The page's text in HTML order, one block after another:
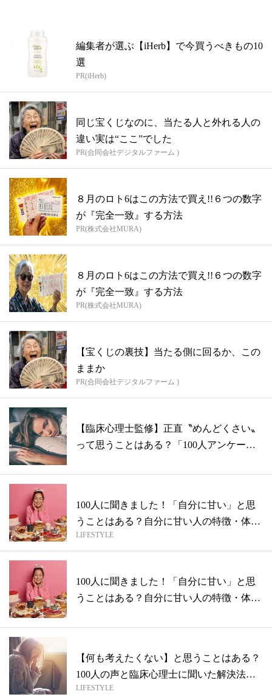
編集者が選ぶ【iHerb】で今買うべきもの10
選
PR(iHerb)
同じ宝くじなのに、当たる人と外れる人の
違い実は“ここ”でした
PR(合同会社デジタルファーム )
８月のロト6はこの方法で買え!!６つの数字
が『完全一致』する方法
PR(株式会社MURA)
８月のロト6はこの方法で買え!!６つの数字
が『完全一致』する方法
PR(株式会社MURA)
【宝くじの裏技】当たる側に回るか、この
ままか
PR(合同会社デジタルファーム )
【臨床心理士監修】正直〝めんどくさい〟
って思うことはある？「100人アンケート
100人に聞きました！「自分に甘い」と思
うことはある？自分に甘い人の特徴・体験
談...
LIFESTYLE
100人に聞きました！「自分に甘い」と思
うことはある？自分に甘い人の特徴・体験
【何も考えたくない】と思うことはある？
100人の声と臨床心理士に聞いた解決法を
紹...
LIFESTYLE